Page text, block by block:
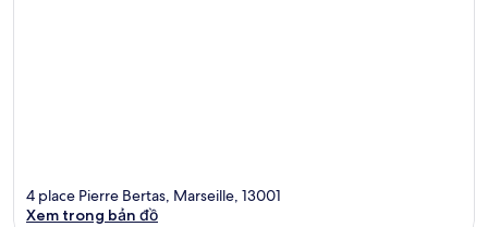
4 place Pierre Bertas, Marseille, 13001
Xem trong bản đồ